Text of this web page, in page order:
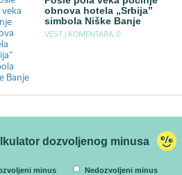
obnova hotela „Srbija”
simbola Niške Banje
VEST | KOMENTARA: 0
dozvoljenog minusa
minus Nedozvoljeni minus